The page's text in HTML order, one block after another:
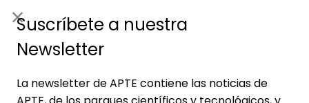
Suscríbete a nuestra
Newsletter
La newsletter de APTE contiene las noticias de